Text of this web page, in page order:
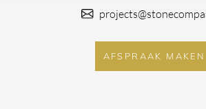
AFSPRAAK MAKEN